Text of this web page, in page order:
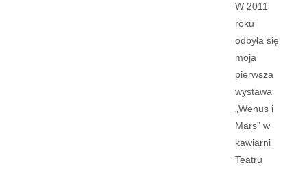
W 2011
roku
odbyła się
moja
pierwsza
wystawa
„Wenus i
Mars” w
kawiarni
Teatru